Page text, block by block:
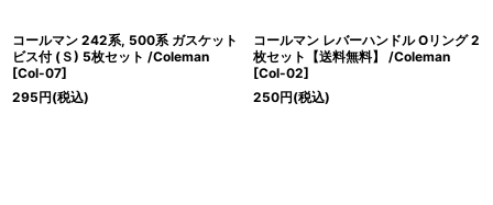
コールマン 242系, 500系 ガスケット
ビス付 (Ｓ) 5枚セット /Coleman
[Col-07]
295円(税込)
コールマン レバーハンドル Oリング 2
枚セット【送料無料】 /Coleman
[Col-02]
250円(税込)